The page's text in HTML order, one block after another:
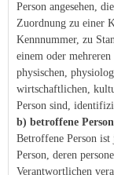
Person angesehen,
Zuordnung zu einer
Kennnummer, zu
einem oder
physischen,
wirtschaftlichen,
Person sind,
b) betroffene Person
Betroffene Person
Person, deren
Verantwortlichen